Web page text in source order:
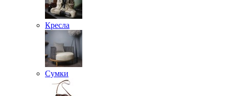
Кресла
Сумки